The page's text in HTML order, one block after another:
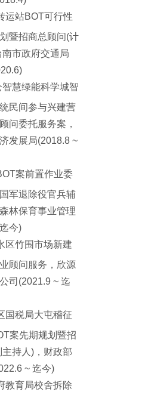
运站BOT可行性
暨招商总顾问(计
市政府交通局
慧绿能科学城智
民间参与兴建营
问委托服务案，
发展局(2018.8 ~
案前置作业委
军退除役官兵辅
林保育事业管理
今)
区竹围市场新建
顾问服务，欣源
司(2021.9 ~ 迄
国税局大屯稽征
案先期规划暨招
持人)，财政部
~ 迄今)
教育局校舍拆除